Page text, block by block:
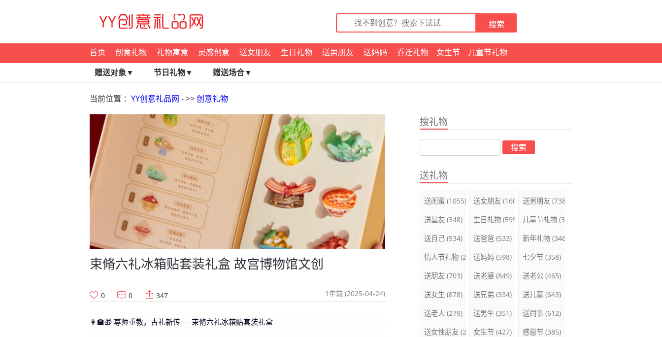
首页 创意礼物 礼物寓意 灵感创意 送女朋友 生日礼物 送男朋友 送妈妈 乔迁礼物 女生节
儿童节礼物
赠送对象▼
节日礼物▼ 赠送场合▼
当前位置 ： YY创意礼品网 - >>创意礼物
束脩六礼冰箱贴套装礼盒 故宫博物馆文创
0 0 347 1年前 (2025-04-24)
👩‍🏫🎁 尊师重教，古礼新传 — 束脩六礼冰箱贴套装礼盒
搜礼物
送礼物
送闺蜜 (1055) 送女朋友 (1600)送男朋友 (738)
送基友 (348) 生日礼物 (599) 儿童节礼物 (395)
送自己 (934) 送爸爸 (533) 新年礼物 (346)
情人节礼物 (289)送妈妈 (598) 七夕节 (358)
送朋友 (703) 送老婆 (849) 送老公 (465)
送女生 (878) 送兄弟 (334) 送儿童 (643)
送老人 (279) 送男生 (351) 送同事 (612)
送女性朋友 (285)女生节 (427) 感恩节 (385)